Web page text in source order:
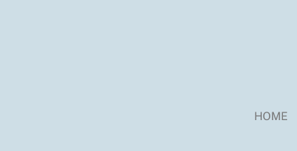
HOME